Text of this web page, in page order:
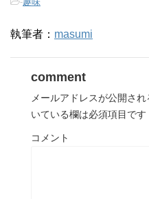
執筆者： masumi
comment
メールアドレスが公開され
いている欄は必須項目です
コメント